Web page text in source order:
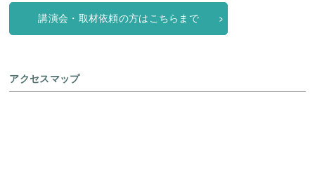
講演会・取材依頼の方はこちらまで
アクセスマップ